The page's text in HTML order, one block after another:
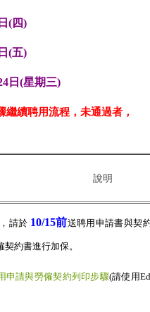
(四)
(五)
日(星期三)
續聘用流程，未通過者，
說明
請於 10/15前送聘用申請書與契
約書進行加保。
申請與勞僱契約列印步驟(請使用